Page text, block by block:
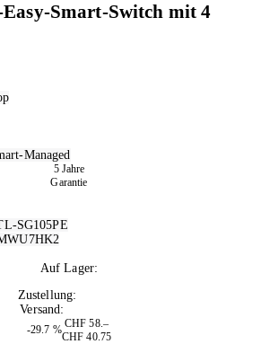
Smart-Switch mit 4
Managed
5 Jahre
Garantie
SG105PE
Auf Lager:
Zustellung:
Versand:
-29.7 %
CHF 58.–
CHF 40.75